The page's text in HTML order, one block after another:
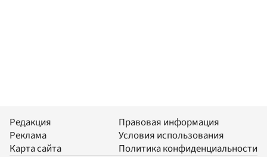
Редакция
Реклама
Карта сайта
Правовая информация
Условия использования
Политика конфиденциальности